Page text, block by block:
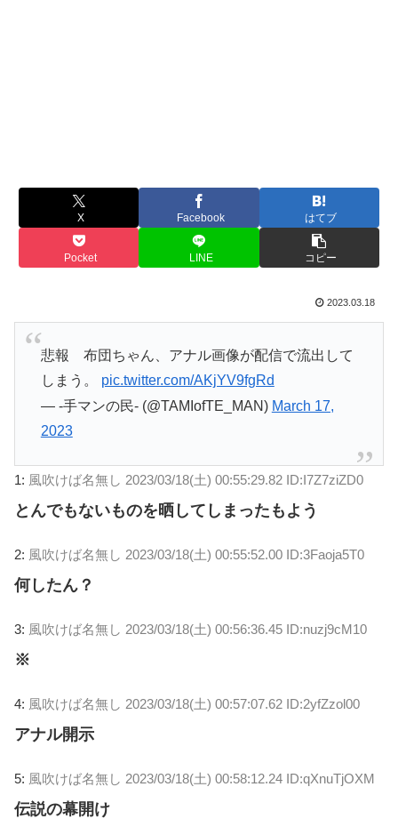
X Facebook はてブ
Pocket LINE コピー
2023.03.18
悲報 布団ちゃん、アナル画像が配信で流出して
しまう。 pic.twitter.com/AKjYV9fgRd
— -手マンの民- (@TAMIofTE_MAN) March 17,
2023
1: 風吹けば名無し 2023/03/18(土) 00:55:29.82 ID:I7Z7ziZD0
とんでもないものを晒してしまったもよう
2: 風吹けば名無し 2023/03/18(土) 00:55:52.00 ID:3Faoja5T0
何したん？
3: 風吹けば名無し 2023/03/18(土) 00:56:36.45 ID:nuzj9cM10
※
4: 風吹けば名無し 2023/03/18(土) 00:57:07.62 ID:2yfZzol00
アナル開示
5: 風吹けば名無し 2023/03/18(土) 00:58:12.24 ID:qXnuTjOXM
伝説の幕開け